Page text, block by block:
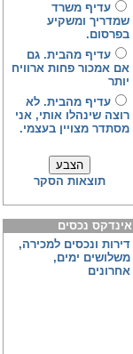
עדיף משרד
שמדריך ומשקיע
בפרסום.
עדיף מהבית. גם
אם אמכור פחות ארוויח
יותר
עדיף מהבית. לא
רוצה שינהלו אותי, אני
מסתדר מצויין בעצמי.
תוצאות הסקר
אינדקס נכסים
דירות ונכסים למכירה,
משלושים ימים,
אחרונים